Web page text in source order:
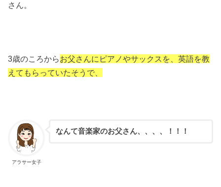
さん。
3歳のころからお父さんにピアノやサックスを、英語を教
えてもらっていたそうで、
アラサー女子
なんて音楽家のお父さん、、、、！！！